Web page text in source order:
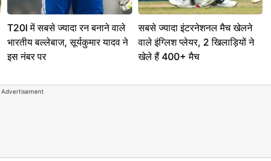
T20I में सबसे ज्यादा रन बनाने वाले
भारतीय बल्लेबाज, सूर्यकुमार यादव ने
इस नंबर पर
सबसे ज्यादा इंटरनेशनल मैच खेलने
वाले इंग्लिश प्लेयर, 2 खिलाड़ियों ने
खेले हैं 400+ मैच
Advertisement